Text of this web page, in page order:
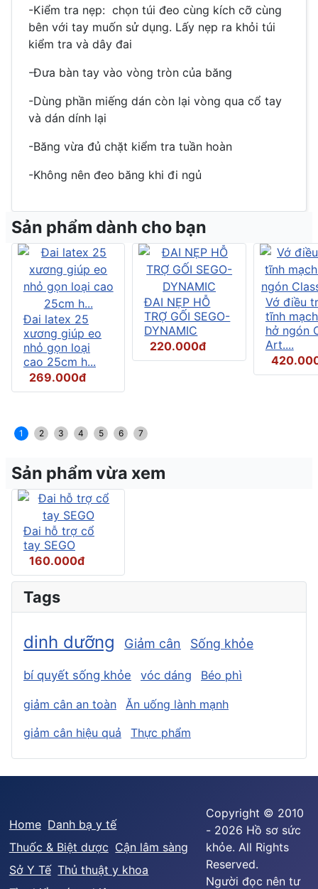
-Kiểm tra nẹp: chọn túi đeo cùng kích cỡ cùng
bên với tay muốn sử dụng. Lấy nẹp ra khỏi túi
kiểm tra và dây đai
-Đưa bàn tay vào vòng tròn của băng
-Dùng phần miếng dán còn lại vòng qua cổ tay
và dán dính lại
-Băng vừa đủ chặt kiểm tra tuần hoàn
-Không nên đeo băng khi đi ngủ
Sản phẩm dành cho bạn
Đai latex 25
xương giúp eo
nhỏ gọn loại
cao 25cm h...
269.000đ
ĐAI NẸP HỖ
TRỢ GỐI SEGO-
DYNAMIC
220.000đ
Vớ điều
tĩnh
hở ngón
Art....
1 2 3 4 5 6 7
Sản phẩm vừa xem
Đai hỗ trợ cổ
tay SEGO
160.000đ
Tags
dinh dưỡng Giảm cân Sống khỏe
bí quyết sống khỏe vóc dáng Béo phì
giảm cân an toàn
Ăn uống lành mạnh
giảm cân hiệu quả
Thực phẩm
Home Danh bạ y tế
Thuốc & Biệt dược Cận lâm sàng
Sở Y Tế Thủ thuật y khoa
Copyright © 2010
- 2026 Hồ sơ sức
khỏe. All Rights
Reserved.
Người đọc nên tư